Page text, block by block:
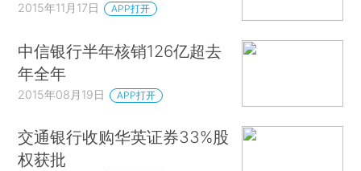
2015年11月17日 APP打开
中信银行半年核销126亿超去
年全年
2015年08月19日 APP打开
交通银行收购华英证券33%股
权获批